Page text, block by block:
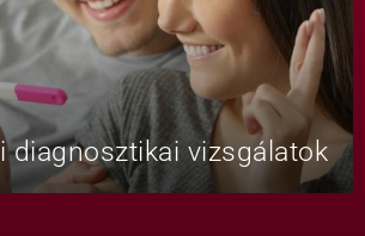
diagnosztikai vizsgálatok